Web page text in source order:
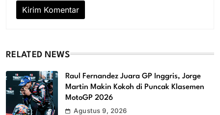
RELATED NEWS
Raul Fernandez Juara GP Inggris, Jorge
Martin Makin Kokoh di Puncak Klasemen
MotoGP 2026
Agustus 9, 2026